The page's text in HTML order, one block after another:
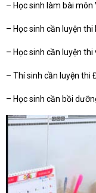
– Học sinh làm bài
– Học sinh cần luyện thi
– Học sinh cần luyện
– Thí sinh cần luyện thi
– Học sinh cần bồi